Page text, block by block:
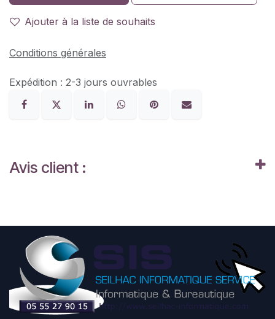
Ajouter à la liste de souhaits
Conditions générales
Expédition : 2-3 jours ouvrables
Avis client :